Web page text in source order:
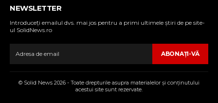
NEWSLETTER
Introduceţi emailul dvs. mai jos pentru a primi ultimele ştiri de pe site-
ul SolidNews.ro
ABONAŢI-VĂ
© Solid News 2026 - Toate drepturile asupra materialelor şi conţinutului
acestui site sunt rezervate.